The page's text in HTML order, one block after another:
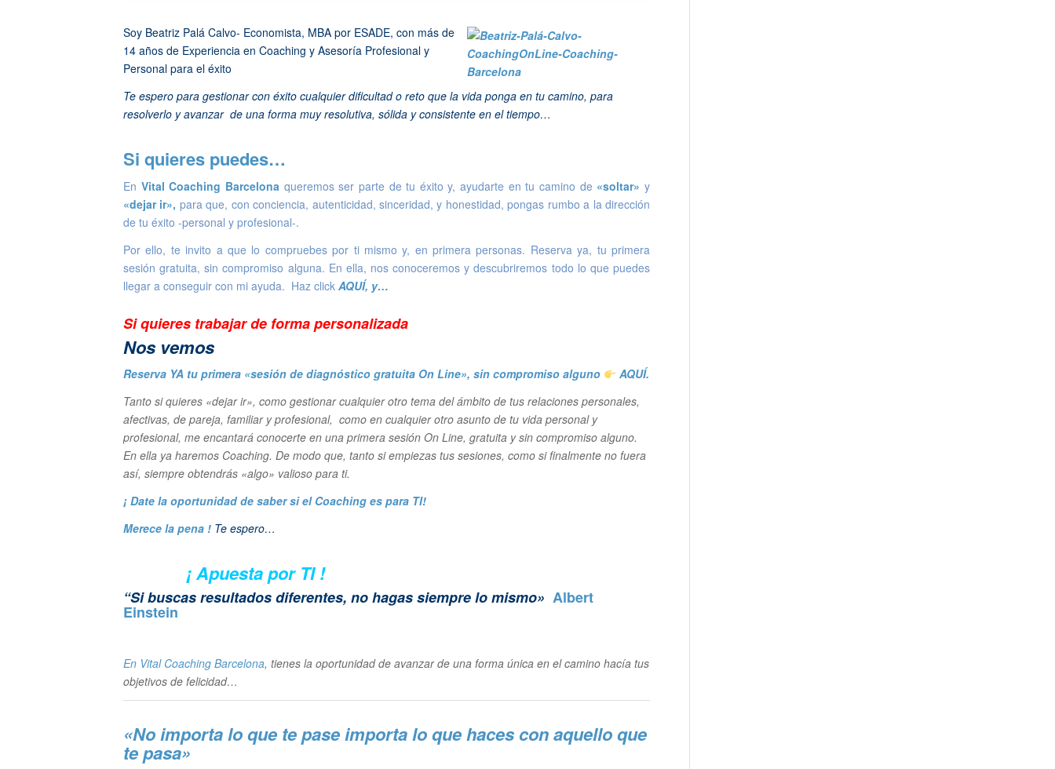
Soy Beatriz Palá Calvo- Economista, MBA por ESADE, con más de
14 años de Experiencia en Coaching y Asesoría Profesional y
Personal para el éxito
Te espero para gestionar con éxito cualquier dificultad o reto que la vida ponga en tu camino, para
resolverlo y avanzar de una forma muy resolutiva, sólida y consistente en el tiempo…
Si quieres puedes…
En VitalCoaching Barcelona queremos ser parte de tu éxito y, ayudarte en tu camino de «soltar» y
«dejar ir», para que, con conciencia, autenticidad, sinceridad, y honestidad, pongas rumbo a la dirección
de tu éxito -personal y profesional-.
Por ello, te invito a que lo compruebes por ti mismo y, en primera personas. Reserva ya, tu primera
sesión gratuita, sin compromiso alguna. En ella, nos conoceremos y descubriremos todo lo que puedes
llegar a conseguir con mi ayuda. Haz click AQUÍ, y…
Si quieres trabajar de forma personalizada
Nos vemos
Reserva YA tu primera «sesión de diagnóstico gratuita On Line», sin compromiso alguno
AQUÍ.
Tanto si quieres «dejar ir», como gestionar cualquier otro tema del ámbito de tus relaciones personales,
afectivas, de pareja, familiar y profesional, como en cualquier otro asunto de tu vida personal y
profesional, me encantará conocerte en una primera sesión On Line, gratuita y sin compromiso alguno.
En ella ya haremos Coaching. De modo que, tanto si empiezas tus sesiones, como si finalmente no fuera
así, siempre obtendrás «algo» valioso para ti.
¡ Date la oportunidad de saber si el Coaching es para TI!
Merece la pena ! Te espero…
¡ Apuesta por TI !
“Si buscas resultados diferentes, no hagas siempre lo mismo» Albert
Einstein
En Vital Coaching Barcelona, tienes la oportunidad de avanzar de una forma única en el camino hacía tus
objetivos de felicidad…
«No importa lo que te pase importa lo que haces con aquello que
te pasa»